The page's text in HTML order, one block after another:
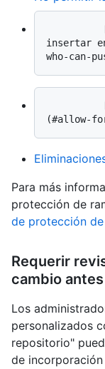
insertar
Para más
protección de
de protección de
Requerir
cambio
Los
personalizados
repositorio"
de